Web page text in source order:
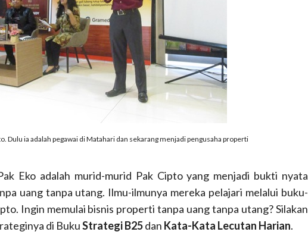
Dulu ia adalah pegawai di Matahari dan sekarang menjadi pengusaha properti
Eko adalah murid-murid Pak Cipto yang menjadi bukti nyata
uang tanpa utang. Ilmu-ilmunya mereka pelajari melalui buku-
Ingin memulai bisnis properti tanpa uang tanpa utang? Silakan
di BukuStrategi B25dan Kata-Kata Lecutan Harian.